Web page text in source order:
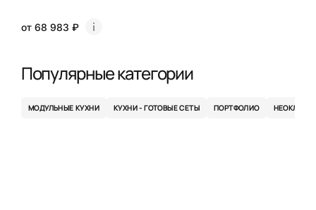
от 68 983 ₽
Популярные категории
МОДУЛЬНЫЕ КУХНИ КУХНИ - ГОТОВЫЕ СЕТЫ ПОРТФОЛИО